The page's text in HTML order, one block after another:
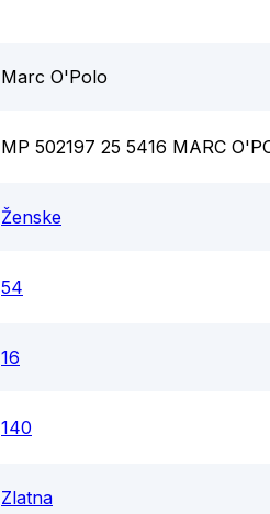
Marc O'Polo
MP 502197 25 5416 MARC
Ženske
54
16
140
Zlatna